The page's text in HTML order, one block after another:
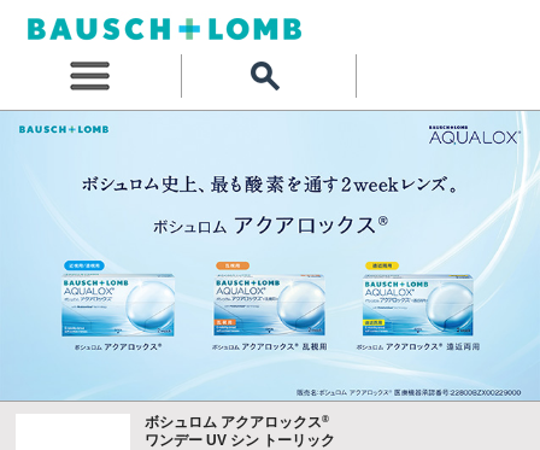
ボシュロム アクアロックス®
ワンデー UV シン トーリック